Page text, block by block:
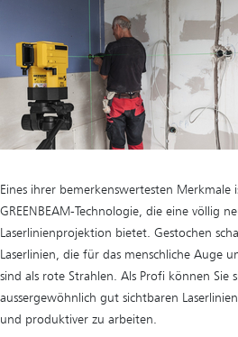
Eines ihrer bemerkenswertesten Merkmale
GREENBEAM-Technologie, die eine völlig
Laserlinienprojektion bietet. Gestochen
Laserlinien, die für das menschliche Auge
sind als rote Strahlen. Als Profi können Sie
aussergewöhnlich gut sichtbaren
und produktiver zu arbeiten.